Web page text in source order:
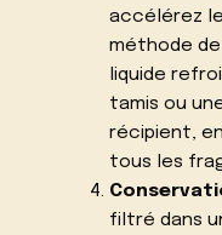
accélérez
méthode
liquide
tamis ou
récipient,
tous les
filtré dans